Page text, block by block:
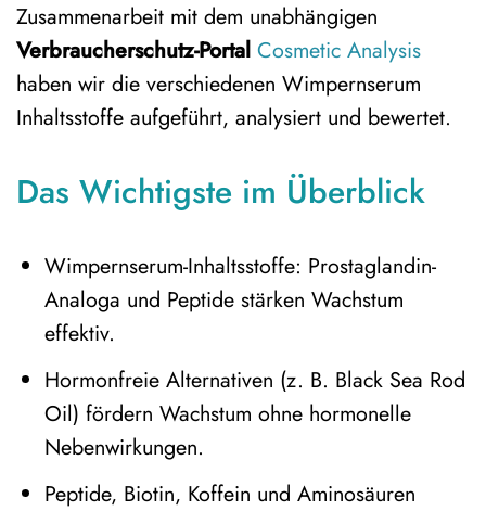
Zusammenarbeit mit dem unabhängigen
Verbraucherschutz-Portal Cosmetic Analysis
haben wir die verschiedenen Wimpernserum
Inhaltsstoffe aufgeführt, analysiert und bewertet.
Das Wichtigste im Überblick
Wimpernserum-Inhaltsstoffe: Prostaglandin-
Analoga und Peptide stärken Wachstum
effektiv.
Hormonfreie Alternativen (z. B. Black Sea Rod
Oil) fördern Wachstum ohne hormonelle
Nebenwirkungen.
Peptide, Biotin, Koffein und Aminosäuren